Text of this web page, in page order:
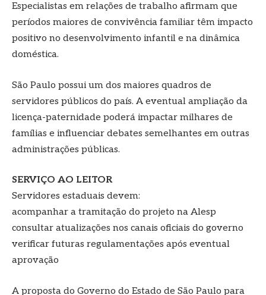
Especialistas em relações de trabalho afirmam que
períodos maiores de convivência familiar têm impacto
positivo no desenvolvimento infantil e na dinâmica
doméstica.
São Paulo possui um dos maiores quadros de
servidores públicos do país. A eventual ampliação da
licença-paternidade poderá impactar milhares de
famílias e influenciar debates semelhantes em outras
administrações públicas.
SERVIÇO AO LEITOR
Servidores estaduais devem:
acompanhar a tramitação do projeto na Alesp
consultar atualizações nos canais oficiais do governo
verificar futuras regulamentações após eventual
aprovação
A proposta do Governo do Estado de São Paulo para